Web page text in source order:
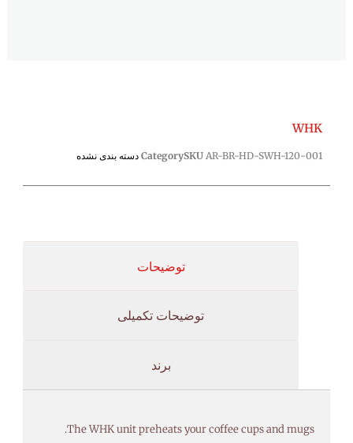
WHK
SKU AR-BR-HD-SWH-120-001
Category دسته بندی نشده
توضیحات
توضیحات تکمیلی
برند
The WHK unit preheats your coffee cups and mugs.